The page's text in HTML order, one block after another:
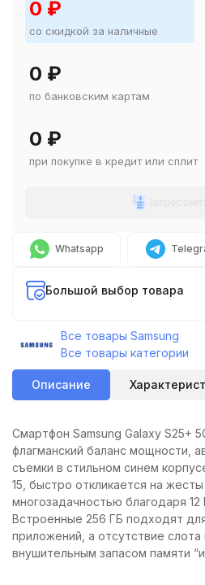
0 ₽
со скидкой за наличные
0 ₽
по банковским картам
0 ₽
при покупке в кредит или сплит
Whatsapp
Большой выбор товара
Все товары Samsung
Все товары категории
Описание
Смартфон Samsung Galaxy S25+
флагманский баланс мощности,
съемки в стильном синем
15, быстро откликается на
многозадачностью благодаря
Встроенные 256 ГБ подходят
приложений, а отсутствие
внушительным запасом памяти